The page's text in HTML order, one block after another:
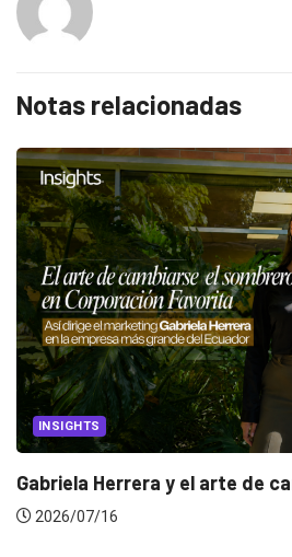
Notas relacionadas
INSIGHTS
Gabriela Herrera y el arte de
2026/07/16